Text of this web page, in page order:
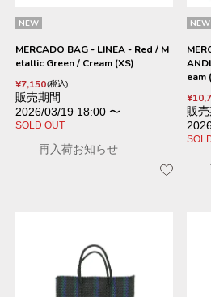
NEW
MERCADO BAG - LINEA - Red / M
etallic Green / Cream (XS)
¥7,150 税込
販売期間
2026/03/19 18:00 〜
SOLD OUT
再入荷お知らせ
NEW
eam
¥
販